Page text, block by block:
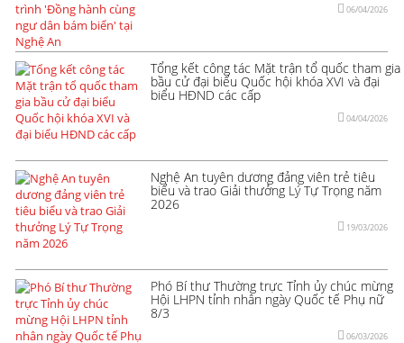
06/04/2026
Tổng kết công tác Mặt trận tổ quốc tham gia
bầu cử đại biểu Quốc hội khóa XVI và đại
biểu HĐND các cấp
04/04/2026
Nghệ An tuyên dương đảng viên trẻ tiêu
biểu và trao Giải thưởng Lý Tự Trọng năm
2026
19/03/2026
Phó Bí thư Thường trực Tỉnh ủy chúc mừng
Hội LHPN tỉnh nhân ngày Quốc tế Phụ nữ
8/3
06/03/2026